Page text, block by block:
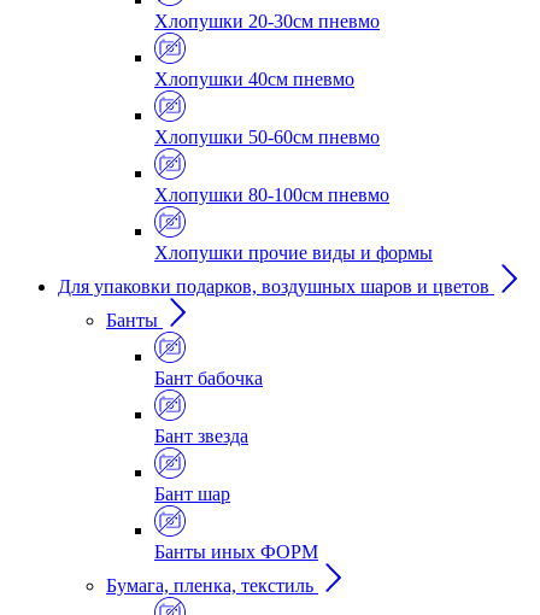
Хлопушки 20-30см пневмо
Хлопушки 40см пневмо
Хлопушки 50-60см пневмо
Хлопушки 80-100см пневмо
Хлопушки прочие виды и формы
Для упаковки подарков, воздушных шаров и цветов
Банты
Бант бабочка
Бант звезда
Бант шар
Банты иных ФОРМ
Бумага, пленка, текстиль